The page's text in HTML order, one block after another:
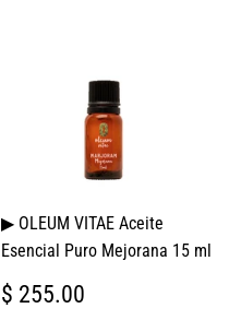
▶ OLEUM VITAE Aceite
Esencial Puro Mejorana 15 ml
PRECIO
HABITUAL
$ 255.00